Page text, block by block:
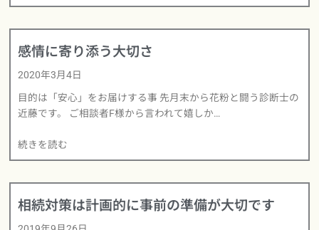
感情に寄り添う大切さ
2020年3月4日
目的は「安心」をお届けする事 先月末から花粉と闘う診断士の
近藤です。 ご相談者F様から言われて嬉しか…
続きを読む
相続対策は計画的に事前の準備が大切です